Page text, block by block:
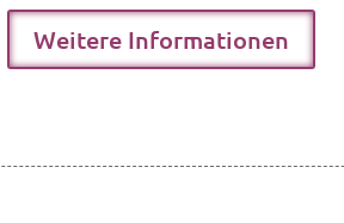
Weitere Informationen